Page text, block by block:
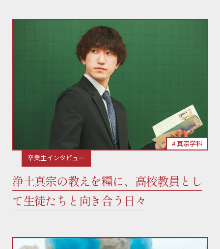
真宗学科
卒業生インタビュー
浄土真宗の教えを糧に、高校教員とし
て生徒たちと向き合う日々